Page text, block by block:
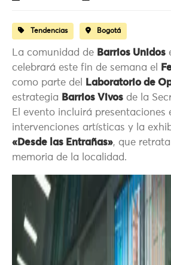
Tendencias Bogotá
La comunidad de Barrios Unidos
celebrará este fin de semana el
como parte del
Laboratorio de
estrategia Barrios Vivos de la
El evento incluirá presentaciones
intervenciones artísticas y la
«Desde las Entrañas», que
memoria de la localidad.